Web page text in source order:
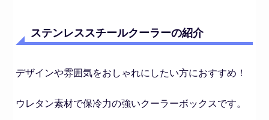
ステンレススチールクーラーの紹介
デザインや雰囲気をおしゃれにしたい方におすすめ！
ウレタン素材で保冷力の強いクーラーボックスです。